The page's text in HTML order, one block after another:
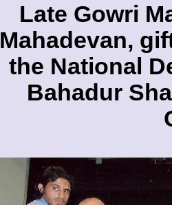
Late Gowri
Mahadevan,
the National
Bahadur